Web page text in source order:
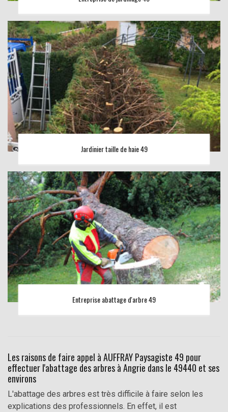
Jardinier taille de haie 49
Entreprise abattage d'arbre 49
Les raisons de faire appel à AUFFRAY Paysagiste 49 pour
effectuer l'abattage des arbres à Angrie dans le 49440 et ses
environs
L'abattage des arbres est très difficile à faire selon les
explications des professionnels. En effet, il est